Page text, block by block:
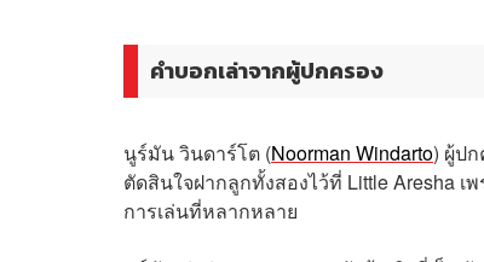
คำบอกเล่าจากผู้ปกครอง
นูร์มัน วินดาร์โต (Noorman Windarto) ผู้ป
ตัดสินใจฝากลูกทั้งสองไว้ที่ Little Aresha
การเล่นที่หลากหลาย